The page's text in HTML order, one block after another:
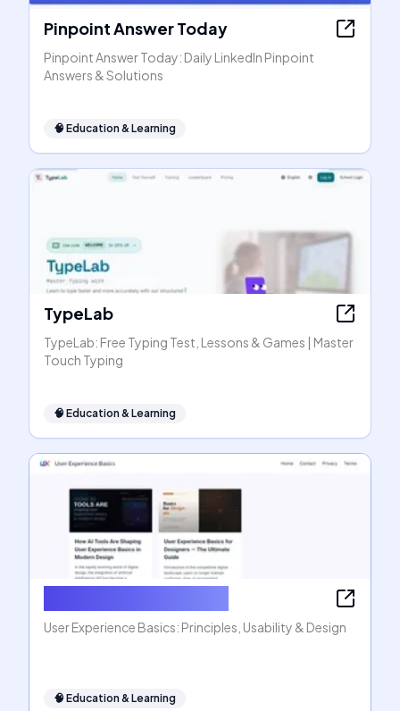
Pinpoint Answer Today
Pinpoint Answer Today: Daily LinkedIn Pinpoint
Answers & Solutions
🧠 Education & Learning
TypeLab
TypeLab: Free Typing Test, Lessons & Games | Master
Touch Typing
🧠 Education & Learning
User Experience Basics: Principles, Usability & Design
🧠 Education & Learning